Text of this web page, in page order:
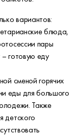
вариантов:
блюда,
пары
– готовую еду
сменой горячих
еды для большого
Также
детского